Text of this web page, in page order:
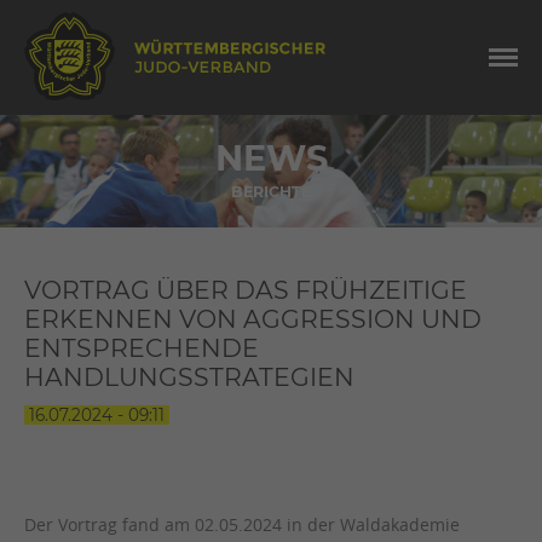
NEWS
BERICHTE
VORTRAG ÜBER DAS FRÜHZEITIGE
ERKENNEN VON AGGRESSION UND
ENTSPRECHENDE
HANDLUNGSSTRATEGIEN
16.07.2024 - 09:11
Der Vortrag fand am 02.05.2024 in der Waldakademie